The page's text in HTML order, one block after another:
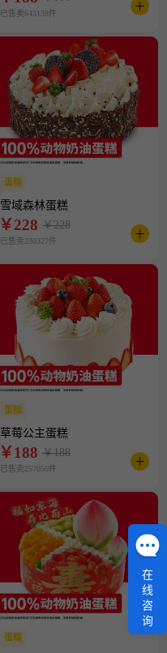
已售卖643138件
蛋糕
雪域森林蛋糕
￥228 ￥228
已售卖230327件
蛋糕
草莓公主蛋糕
￥188 ￥188
已售卖257056件
蛋糕
在
线
咨
询